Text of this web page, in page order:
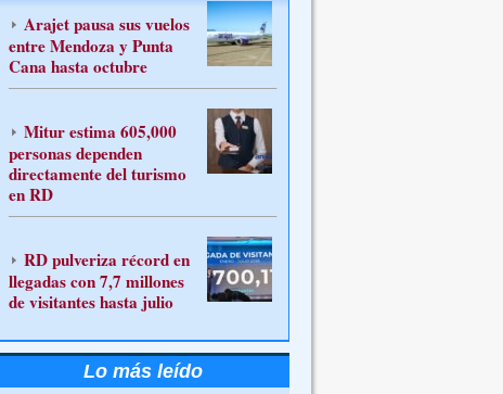
Arajet pausa sus vuelos
entre Mendoza y Punta
Cana hasta octubre
Mitur estima 605,000
personas dependen
directamente del turismo
en RD
RD pulveriza récord en
llegadas con 7,7 millones
de visitantes hasta julio
Lo más leído